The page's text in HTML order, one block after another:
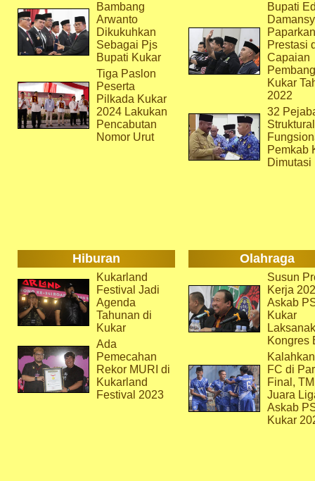
Bambang
Arwanto
Dikukuhkan
Sebagai Pjs
Bupati Kukar
Tiga Paslon
Peserta
Pilkada Kukar
2024 Lakukan
Pencabutan
Nomor Urut
Bupati
Paparkan
Prestasi
Capaian
Kukar
2022
32
Pemkab
Dimutasi
Hiburan Olahraga
Kukarland
Festival Jadi
Agenda
Tahunan di
Kukar
Ada
Pemecahan
Rekor MURI di
Kukarland
Festival 2023
Susun
Kerja
Askab
Kukar
Kongres
FC di
Final,
Juara
Askab
Kukar